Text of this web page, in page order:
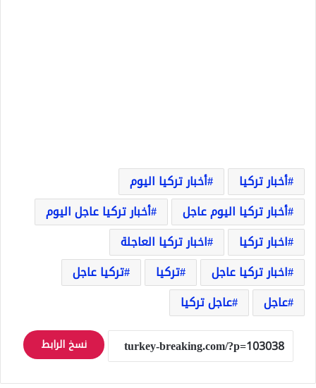
أخبار تركيا
أخبار تركيا اليوم
أخبار تركيا اليوم عاجل
أخبار تركيا عاجل اليوم
اخبار تركيا
اخبار تركيا العاجلة
اخبار تركيا عاجل
تركيا
تركيا عاجل
عاجل
عاجل تركيا
نسخ الرابط